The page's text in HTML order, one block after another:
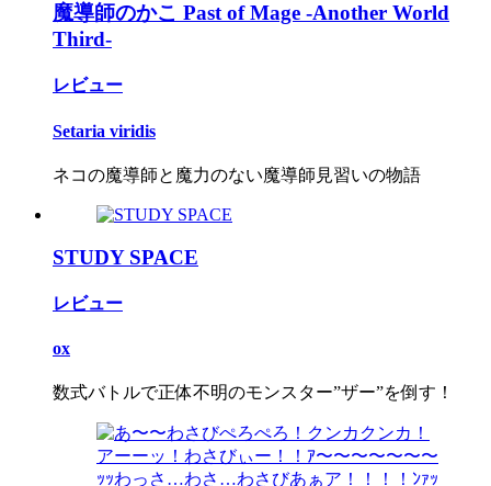
魔導師のかこ Past of Mage -Another World
Third-
レビュー
Setaria viridis
ネコの魔導師と魔力のない魔導師見習いの物語
STUDY SPACE
レビュー
ox
数式バトルで正体不明のモンスター”ザー”を倒す！